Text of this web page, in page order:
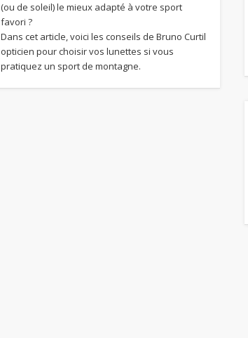
(ou de soleil) le mieux adapté à votre sport
favori ?
Dans cet article, voici les conseils de Bruno Curtil
opticien pour choisir vos lunettes si vous
pratiquez un sport de montagne.